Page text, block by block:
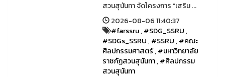
สวนสุนันทา จัดโครงการ “เสริม ...
2026-08-06 11:40:37
#farssru,#SDG_SSRU,
#SDGs_SSRU,#SSRU,#คณะ
ศิลปกรรมศาสตร์,#มหาวิทยาลัย
ราชภัฏสวนสุนันทา,#ศิลปกรรม
สวนสุนันทา